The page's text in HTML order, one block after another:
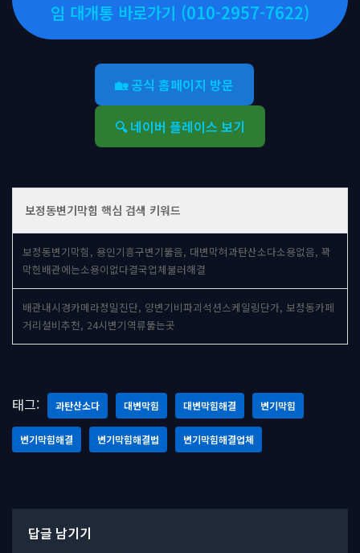
임 대개통 바로가기 (010-2957-7622)
🏡 공식 홈페이지 방문
🔍 네이버 플레이스 보기
보정동변기막힘 핵심 검색 키워드
보정동변기막힘, 용인기흥구변기뚫음, 대변막혀과탄산소다소용없음, 꽉
막힌배관에는소용이없다결국업체불러해결
배관내시경카메라정밀진단, 양변기비파괴석션스케일링단가, 보정동카페
거리설비추천, 24시변기역류뚫는곳
태그: 과탄산소다 대변막힘 대변막힘해결 변기막힘
변기막힘해결 변기막힘해결법 변기막힘해결업체
답글 남기기